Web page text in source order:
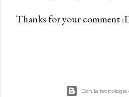
u
Thanks for your comment
Con la tecnología